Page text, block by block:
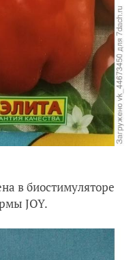
в биостимуляторе
JOY.